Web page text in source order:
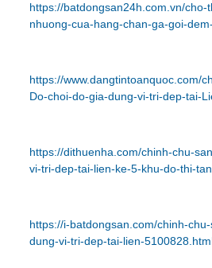
https://batdongsan24h.com.vn/
nhuong-cua-hang-chan-ga-goi-
https://www.dangtintoanquoc.com/
Do-choi-do-gia-dung-vi-tri-dep-tai-
https://dithuenha.com/chinh-chu-
vi-tri-dep-tai-lien-ke-5-khu-do-thi-
https://i-batdongsan.com/chinh-
dung-vi-tri-dep-tai-lien-